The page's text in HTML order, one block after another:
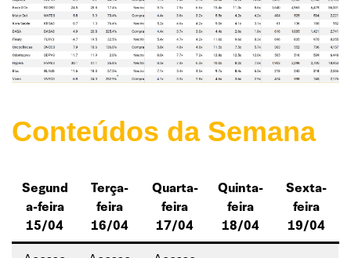
Conteúdos da Semana
Segund
a-feira
15/04
Terça-
feira
16/04
Quarta-
feira
17/04
Quinta-
feira
18/04
Sexta-
feira
19/04